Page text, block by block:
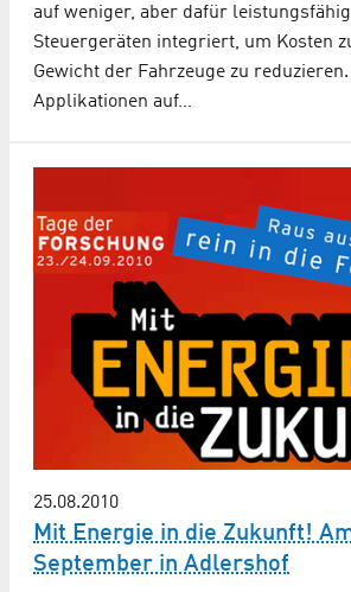
auf weniger, aber dafür
Steuergeräten integriert, um Kosten
Gewicht der Fahrzeuge zu
Applikationen auf…
25.08.2010
Mit Energie in die Zukunft!
September in Adlershof